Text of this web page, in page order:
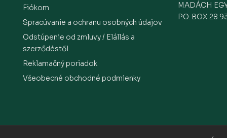
Fiókom
Spracúvanie a ochranu osobných údajov
Odstúpenie od zmluvy / Elállás a
szerződéstől
Reklamačný poriadok
Všeobecné obchodné podmienky
MADÁCH
P.O. BOX 28